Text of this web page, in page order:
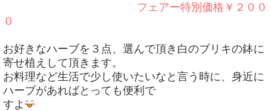
フェアー特別価格￥２００
０
お好きなハーブを３点、選んで頂き白のブリキの鉢に
寄せ植えして頂きます。
お料理など生活で少し使いたいなと言う時に、身近に
ハーブがあればとっても便利で
すよ